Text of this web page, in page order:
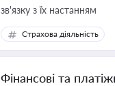
зв'язку з їх настанням
Страхова діяльність
Фінансові та